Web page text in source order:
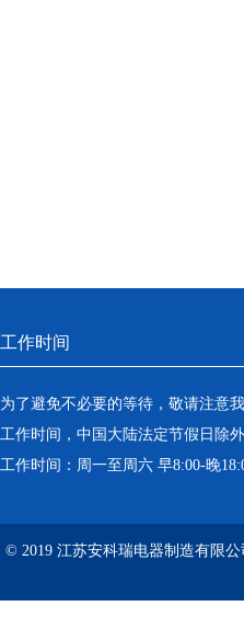
工作时间
为了避免不必要的等待，敬请注意
工作时间，中国大陆法定节假日除外
工作时间：周一至周六 早8:00-晚
© 2019 江苏安科瑞电器制造有限公